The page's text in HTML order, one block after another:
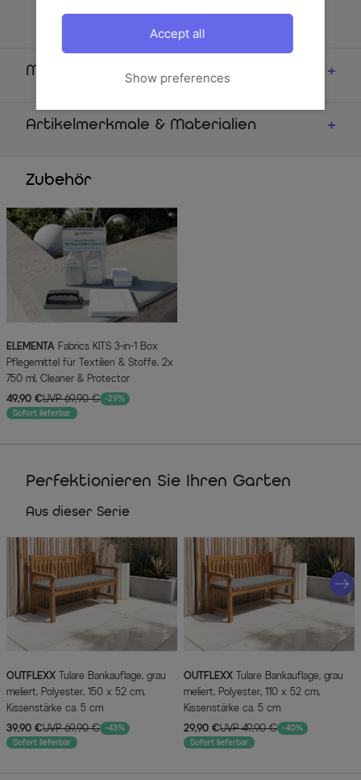
Polyester, ca. 125 x 45 cm, Kissenstärke ca. 5 cm
Maße
Artikelmerkmale & Materialien
Zubehör
ELEMENTA
Pflegemittel für Textilien & Stoffe, 2x
750 ml, Cleaner & Protector
49,90 €UVP 69,90 € -29%
Sofort lieferbar
Perfektionieren Sie Ihren Garten
Aus dieser Serie
OUTFLEXX
meliert, Polyester, 150 x 52 cm,
Kissenstärke ca. 5 cm
39,90 €UVP 69,90 € -43%
Sofort lieferbar
OUTFLEXX
meliert, Polyester, 110 x 52 cm,
Kissenstärke ca. 5 cm
29,90 €UVP 49,90 € -40%
Sofort lieferbar
Show preferences
Accept all